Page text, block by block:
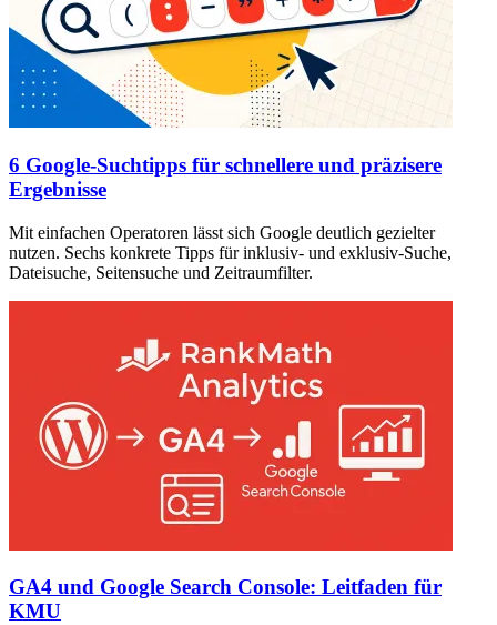
6 Google-Suchtipps für schnellere und präzisere
Ergebnisse
Mit einfachen Operatoren lässt sich Google deutlich gezielter
nutzen. Sechs konkrete Tipps für inklusiv- und exklusiv-Suche,
Dateisuche, Seitensuche und Zeitraumfilter.
GA4 und Google Search Console: Leitfaden für
KMU